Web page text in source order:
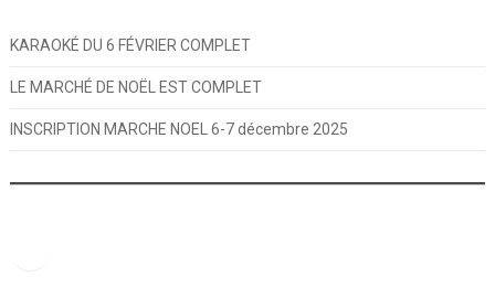
KARAOKÉ DU 6 FÉVRIER COMPLET
LE MARCHÉ DE NOËL EST COMPLET
INSCRIPTION MARCHE NOEL 6-7 décembre 2025